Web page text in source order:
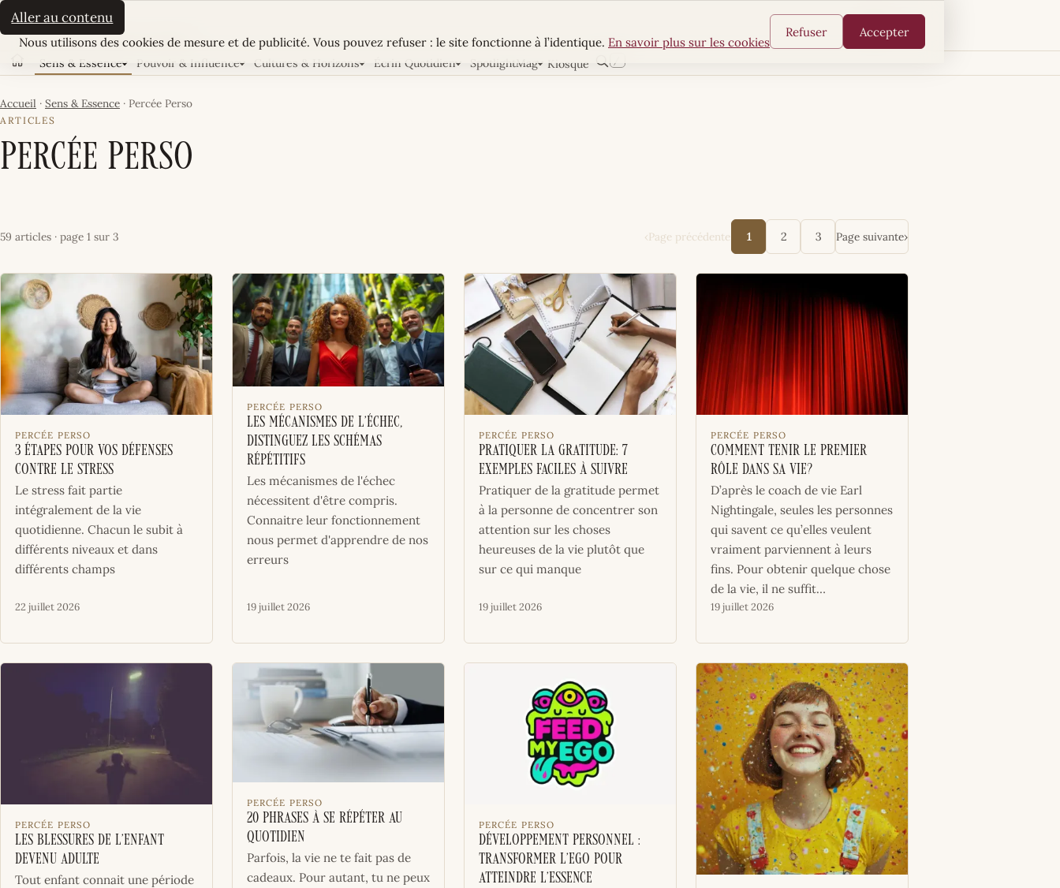
Aller au contenu
La Sultane
LE MAGAZINE FÉMININ TUNISIEN
AccueilSens & Essence Pouvoir & Influence Cultures & Horizons Écrin Quotidien SpotlightMag Kiosque Rechercher
Accueil · Sens & Essence · Percée Perso
ARTICLES
Percée Perso
59 articles · page 1 sur 3 ‹Page précédente 1 2 3 Page suivante›
PERCÉE PERSO
3 étapes pour vos défenses
contre le stress
Le stress fait partie
intégralement de la vie
quotidienne. Chacun le subit à
différents niveaux et dans
différents champs
22 juillet 2026
PERCÉE PERSO
Les mécanismes de l’échec,
distinguez les schémas
répétitifs
Les mécanismes de l'échec
nécessitent d'être compris.
Connaitre leur fonctionnement
nous permet d'apprendre de nos
erreurs
19 juillet 2026
PERCÉE PERSO
Pratiquer la gratitude: 7
exemples faciles à suivre
Pratiquer de la gratitude permet
à la personne de concentrer son
attention sur les choses
heureuses de la vie plutôt que
sur ce qui manque
19 juillet 2026
PERCÉE PERSO
Comment tenir le premier
rôle dans sa vie?
D’après le coach de vie Earl
Nightingale, seules les personnes
qui savent ce qu’elles veulent
vraiment parviennent à leurs
fins. Pour obtenir quelque chose
de la vie, il ne suffit…
19 juillet 2026
PERCÉE PERSO
Les blessures de l’enfant
devenu adulte
Tout enfant connait une période
PERCÉE PERSO
20 Phrases à se répéter au
quotidien
Parfois, la vie ne te fait pas de
cadeaux. Pour autant, tu ne peux
PERCÉE PERSO
Développement personnel :
Transformer l’ego pour
atteindre l’essence
Cookies
Nous utilisons des cookies de mesure et de publicité. Vous pouvez refuser : le site fonctionne à l’identique. En savoir plus sur les cookies
Refuser Accepter